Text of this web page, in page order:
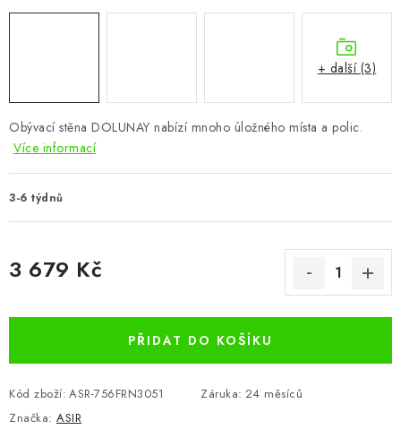
VÝPRODEJ
Kontakty
Obývací stěna DOLUNAY nabízí mnoho úložného místa a polic.
Více informací
3-6 týdnů
3 679 Kč
PŘIDAT DO KOŠÍKU
Kód zboží: ASR-756FRN3051 Záruka: 24 měsíců
Značka: ASIR
+ další (3)